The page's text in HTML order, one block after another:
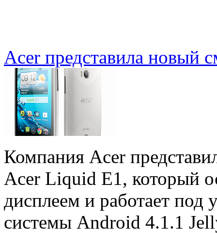
Acer представила новый
Компания Acer
Acer Liquid E1, который
дисплеем и работает под
системы Android 4.1.1